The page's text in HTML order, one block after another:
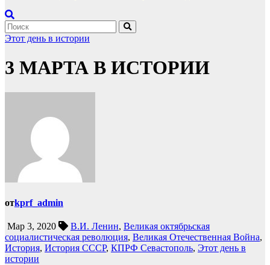
Этот день в истории
3 МАРТА В ИСТОРИИ
отkprf_admin
Мар 3, 2020 В.И. Ленин, Великая октябрьская
социалистическая революция, Великая Отечественная Война,
История, История СССР, КПРФ Севастополь, Этот день в
истории